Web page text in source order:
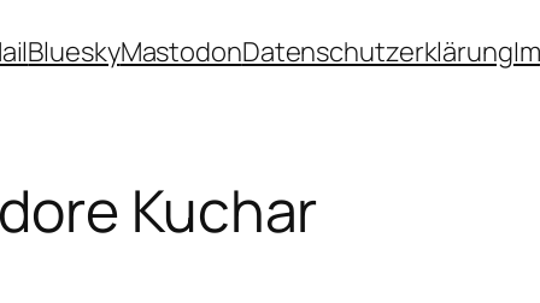
BlueskyMastodonDatenschutzerklärung
Kuchar